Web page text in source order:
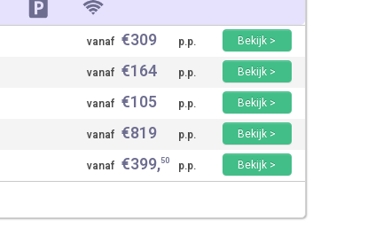
vanaf €309 p.p.
Bekijk >
vanaf €164 p.p.
Bekijk >
vanaf €105 p.p.
Bekijk >
vanaf €819 p.p.
Bekijk >
vanaf €399,50 p.p. Bekijk >